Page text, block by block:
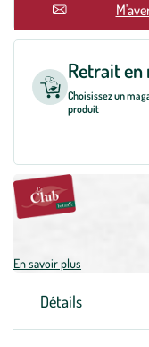
Retrait en
Choisissez un
produit
En savoir plus
Détails